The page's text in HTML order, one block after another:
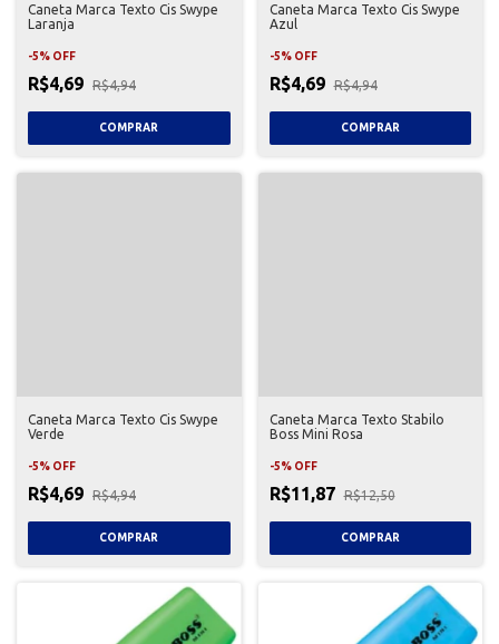
Caneta Marca Texto Cis Swype
Laranja
-5% OFF
R$4,69 R$4,94
Caneta Marca Texto Cis Swype
Azul
-5% OFF
R$4,69 R$4,94
Caneta Marca Texto Cis Swype
Verde
-5% OFF
R$4,69 R$4,94
Caneta Marca Texto Stabilo
Boss Mini Rosa
-5% OFF
R$11,87 R$12,50